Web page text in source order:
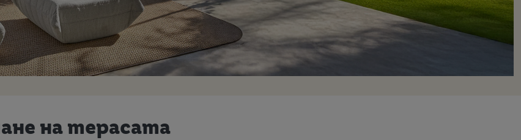
на терасата